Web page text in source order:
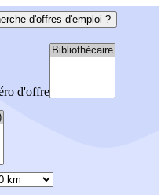
d'offres d'emploi ?
d'offre